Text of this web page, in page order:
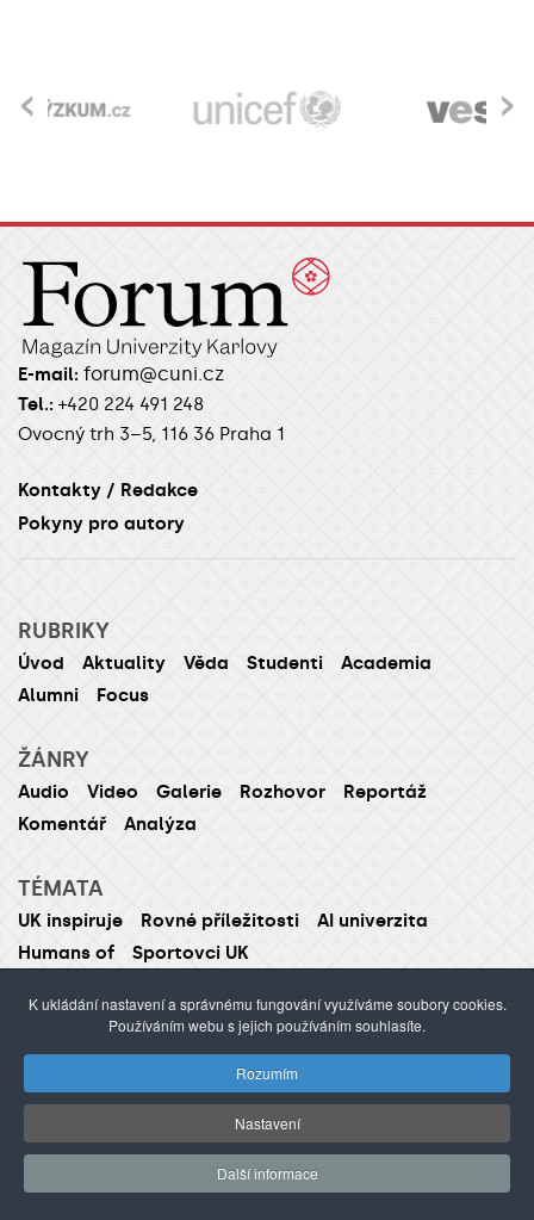
›
‹
E-mail: forum@cuni.cz
Tel.: +420 224 491 248
Ovocný trh 3–5, 116 36 Praha 1
Kontakty / Redakce
Pokyny pro autory
RUBRIKY
Úvod Aktuality Věda Studenti
Academia
Alumni
Focus
ŽÁNRY
Audio Video Galerie Rozhovor
Reportáž
Komentář
Analýza
TÉMATA
UK inspiruje Rovné příležitosti
AI univerzita
Humans of
Sportovci UK
Publikování nebo šíření obsahu je zakázáno bez
předchozího souhlasu.
©2012–2026Univerzita Karlova /webdesign Agionet
s.r.o.
K ukládání nastavení a správnému fungování využíváme soubory cookies.
Používáním webu s jejich používáním souhlasíte.
Rozumím
Nastavení
Další informace